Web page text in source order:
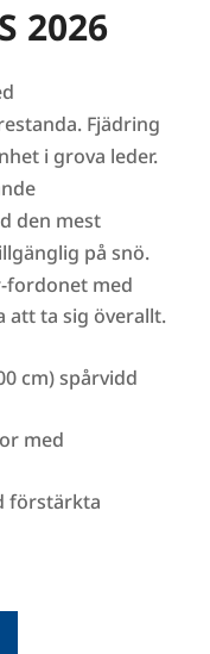
2026
Fjädring
i grova leder.
den mest
på snö.
fordonet med
att ta sig överallt.
cm) spårvidd
med
förstärkta